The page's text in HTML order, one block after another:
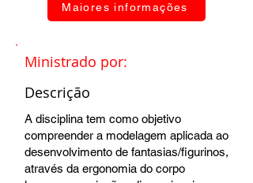
Maiores informações
Ministrado por:
Descrição
A disciplina tem como objetivo
compreender a modelagem aplicada ao
desenvolvimento de fantasias/figurinos,
através da ergonomia do corpo